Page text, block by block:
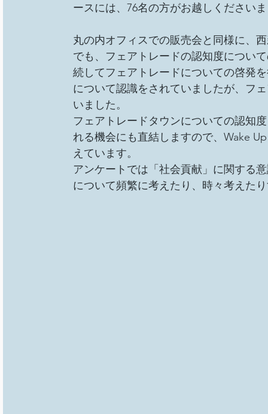
ースには、76名の方がお越しください
丸の内オフィスでの販売会と同様に、
でも、フェアトレードの認知度につい
続してフェアトレードについての啓発
について認識をされていましたが、フ
いました。
フェアトレードタウンについての認知
れる機会にも直結しますので、Wake
えています。
アンケートでは「社会貢献」に関する
について頻繁に考えたり、時々考えた